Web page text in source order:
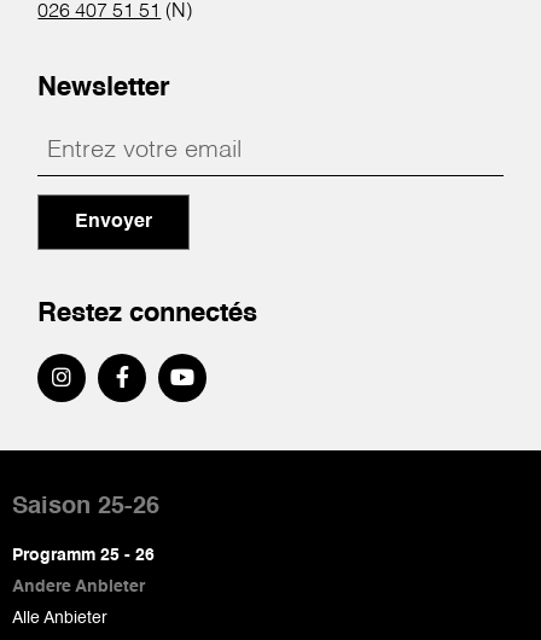
026 407 51 51 (N)
Newsletter
Envoyer
Restez connectés
de
page
Saison 25-26
Programm 25 - 26
Andere Anbieter
Alle Anbieter